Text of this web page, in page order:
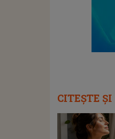
CITEȘTE ȘI